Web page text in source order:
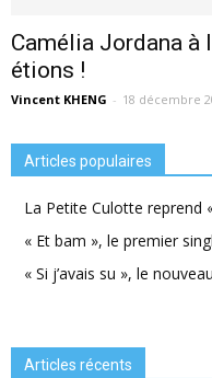
Camélia Jordana à
étions !
Vincent KHENG - 18 décembre
Articles populaires
La Petite Culotte reprend
« Et bam », le premier
« Si j’avais su », le
Articles récents